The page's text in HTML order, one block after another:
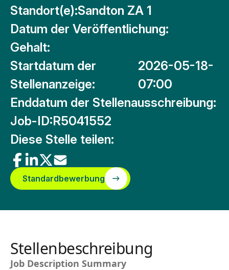
Standort(e):Sandton ZA 1
Datum der Veröffentlichung:
Gehalt:
Startdatum der
Stellenanzeige:
2026-05-18-
07:00
Enddatum der Stellenausschreibung:
Job-ID:R5041552
Diese Stelle teilen:
Standardbewerbung
Stellenbeschreibung
Job Description Summary